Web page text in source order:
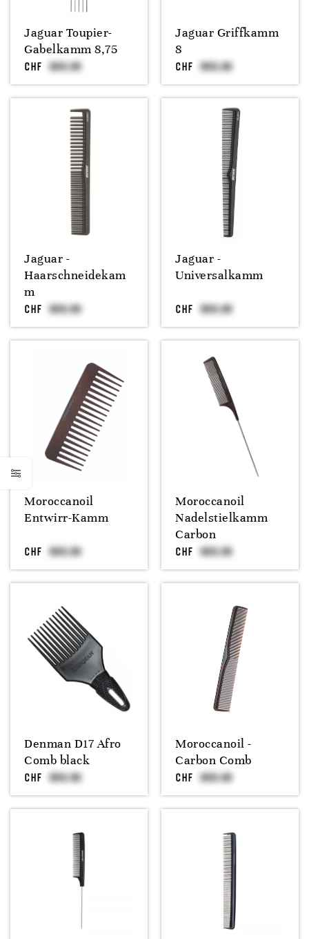
Jaguar Toupier-
Gabelkamm 8,75
CHF
Jaguar Griffkamm
8
CHF
Jaguar -
Haarschneidekam
m
CHF
Jaguar -
Universalkamm
CHF
Moroccanoil
Entwirr-Kamm
CHF
Moroccanoil
Nadelstielkamm
Carbon
CHF
Denman D17 Afro
Comb black
CHF
Moroccanoil -
Carbon Comb
CHF